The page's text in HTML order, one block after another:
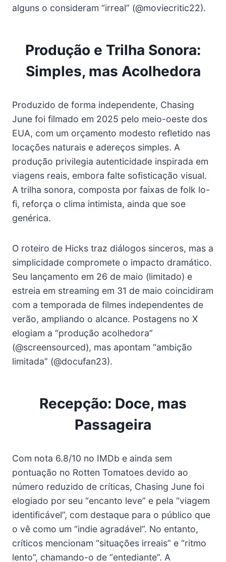
alguns o consideram “irreal” (@moviecritic22).
Produção e Trilha Sonora:
Simples, mas Acolhedora
Produzido de forma independente, Chasing
June foi filmado em 2025 pelo meio-oeste dos
EUA, com um orçamento modesto refletido nas
locações naturais e adereços simples. A
produção privilegia autenticidade inspirada em
viagens reais, embora falte sofisticação visual.
A trilha sonora, composta por faixas de folk lo-
fi, reforça o clima intimista, ainda que soe
genérica.
O roteiro de Hicks traz diálogos sinceros, mas a
simplicidade compromete o impacto dramático.
Seu lançamento em 26 de maio (limitado) e
estreia em streaming em 31 de maio coincidiram
com a temporada de filmes independentes de
verão, ampliando o alcance. Postagens no X
elogiam a “produção acolhedora”
(@screensourced), mas apontam “ambição
limitada” (@docufan23).
Recepção: Doce, mas
Passageira
Com nota 6.8/10 no IMDb e ainda sem
pontuação no Rotten Tomatoes devido ao
número reduzido de críticas, Chasing June foi
elogiado por seu “encanto leve” e pela “viagem
identificável”, com destaque para o público que
o vê como um “indie agradável”. No entanto,
críticos mencionam “situações irreais” e “ritmo
lento”, chamando-o de “entediante”. A